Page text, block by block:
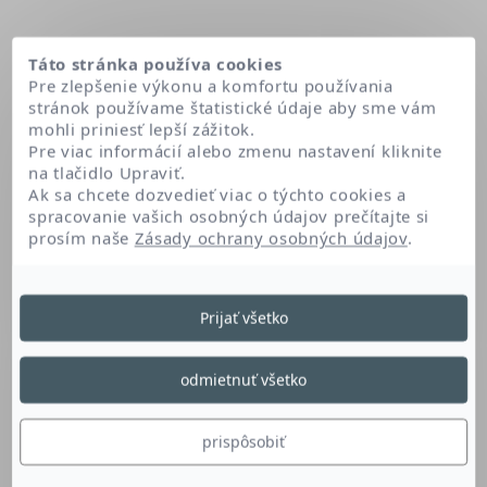
Domov Glycerin
Glycerin
Glycerín, prirodzene sa vyskytujúci v pokožke,
má zvláčňujúci a hydratačný účinok.
Táto stránka používa cookies
Pre zlepšenie výkonu a komfortu používania
stránok používame štatistické údaje aby sme vám
mohli priniesť lepší zážitok.
Pre viac informácií alebo zmenu nastavení kliknite
na tlačidlo Upraviť.
Ak sa chcete dozvedieť viac o týchto cookies a
spracovanie vašich osobných údajov prečítajte si
prosím naše Zásady ochrany osobných údajov.
prispôsobiť
odmietnuť všetko
Prijať všetko